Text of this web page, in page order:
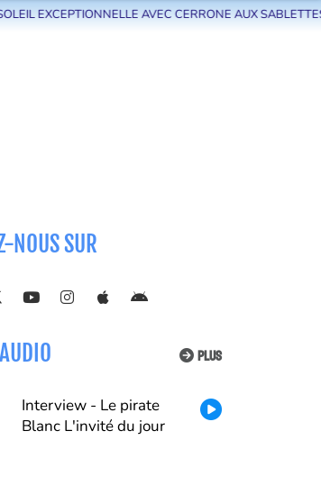
AVEC CERRONE AUX SABLETTES
NOUS SUR
PLUS
Interview - Le pirate
Blanc L'invité du jour